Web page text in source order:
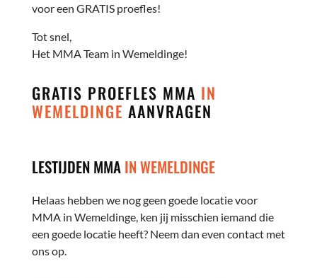
voor een GRATIS proefles!
Tot snel,
Het MMA Team in Wemeldinge!
GRATIS PROEFLES MMA IN
WEMELDINGE AANVRAGEN
LESTIJDEN MMAIN WEMELDINGE
Helaas hebben we nog geen goede locatie voor
MMA in Wemeldinge, ken jij misschien iemand die
een goede locatie heeft? Neem dan even contact met
ons op.